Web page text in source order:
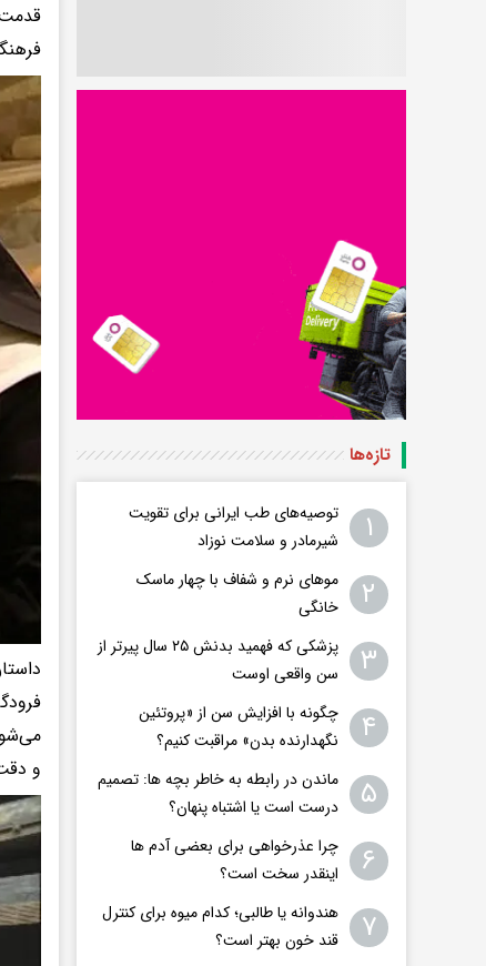
و
تازه‌ها
۱
توصیه‌های طب ایرانی برای تقویت
شیرمادر و سلامت نوزاد
۲
موهای نرم و شفاف با چهار ماسک
خانگی
۳
پزشکی که فهمید بدنش ۲۵ سال پیرتر از
سن واقعی اوست
۴
چگونه با افزایش سن از «پروتئین
نگهدارنده بدن» مراقبت کنیم؟
۵
ماندن در رابطه به خاطر بچه ها: تصمیم
درست است یا اشتباه پنهان؟
۶
چرا عذرخواهی برای بعضی آدم ها
اینقدر سخت است؟
۷
هندوانه یا طالبی؛ کدام‌ میوه برای کنترل
قند خون بهتر است؟